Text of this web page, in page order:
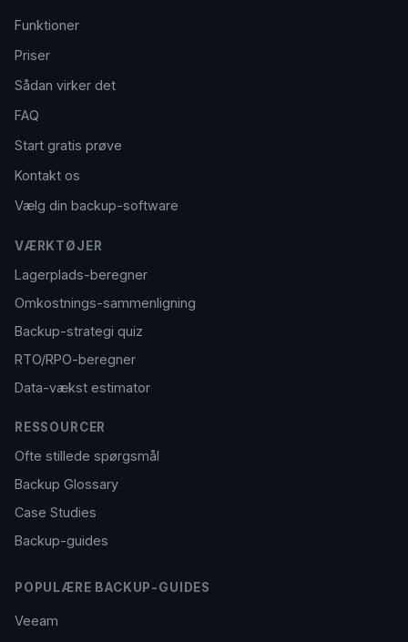
Funktioner
Priser
Sådan virker det
FAQ
Start gratis prøve
Kontakt os
Vælg din backup-software
VÆRKTØJER
Lagerplads-beregner
Omkostnings-sammenligning
Backup-strategi quiz
RTO/RPO-beregner
Data-vækst estimator
RESSOURCER
Ofte stillede spørgsmål
Backup Glossary
Case Studies
Backup-guides
POPULÆRE BACKUP-GUIDES
Veeam